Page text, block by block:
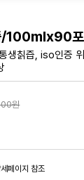
/100mlx90포
생칡즙, iso인증
원
페이지 참조